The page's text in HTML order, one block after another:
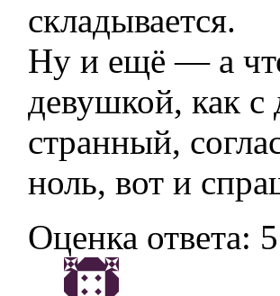
складывается.
Ну и ещё — а
девушкой, как
странный,
ноль, вот и
Оценка ответа: